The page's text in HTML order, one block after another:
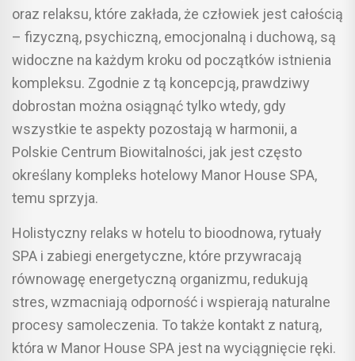
oraz relaksu, które zakłada, że człowiek jest całością
– fizyczną, psychiczną, emocjonalną i duchową, są
widoczne na każdym kroku od początków istnienia
kompleksu. Zgodnie z tą koncepcją, prawdziwy
dobrostan można osiągnąć tylko wtedy, gdy
wszystkie te aspekty pozostają w harmonii, a
Polskie Centrum Biowitalności, jak jest często
określany kompleks hotelowy Manor House SPA,
temu sprzyja.
Holistyczny relaks w hotelu to bioodnowa, rytuały
SPA i zabiegi energetyczne, które przywracają
równowagę energetyczną organizmu, redukują
stres, wzmacniają odporność i wspierają naturalne
procesy samoleczenia. To także kontakt z naturą,
która w Manor House SPA jest na wyciągnięcie ręki.